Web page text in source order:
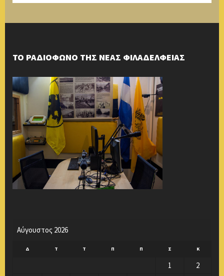
ΤΟ ΡΑΔΙΟΦΩΝΟ ΤΗΣ ΝΕΑΣ ΦΙΛΑΔΕΛΦΕΙΑΣ
Αύγουστος 2026
Δ Τ Τ Π Π Σ Κ
1
2